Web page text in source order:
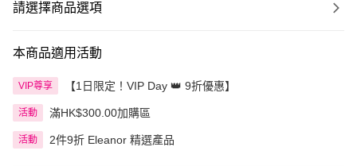
請選擇商品選項
本商品適用活動
VIP尊享 【1日限定！VIP Day 👑 9折優惠】
活動 滿HK$300.00加購區
活動 2件9折 Eleanor 精選產品